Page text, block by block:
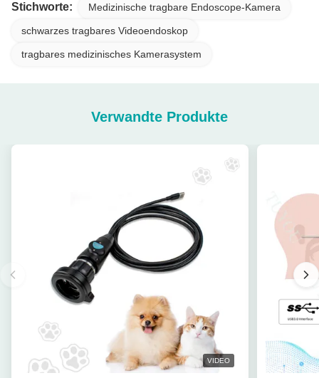
Stichworte: Medizinische tragbare Endoscope-Kamera
schwarzes tragbares Videoendoskop
tragbares medizinisches Kamerasystem
Verwandte Produkte
VIDEO